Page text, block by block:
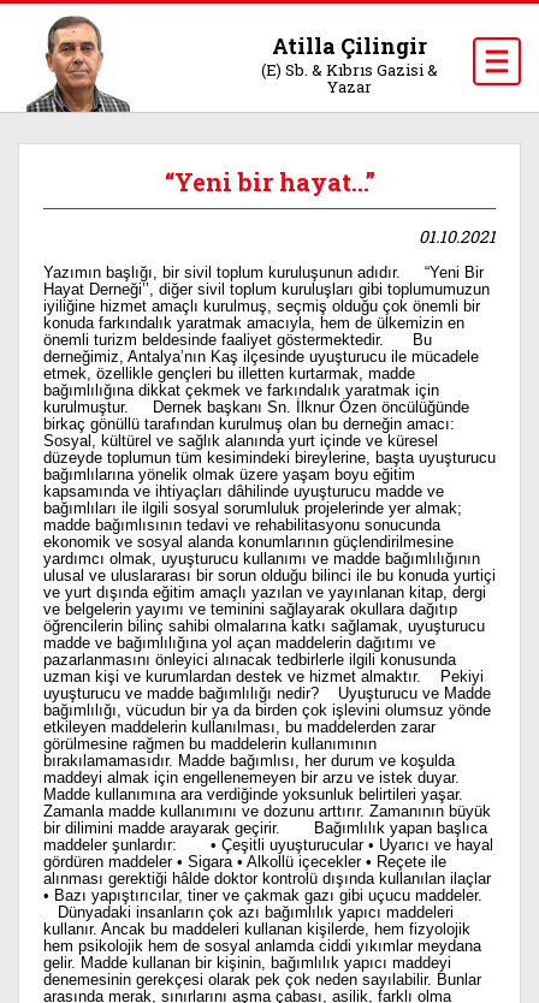
Atilla Çilingir
(E) Sb. & Kıbrıs Gazisi &
Yazar
“Yeni bir hayat...”
01.10.2021
Yazımın başlığı, bir sivil toplum kuruluşunun adıdır. “Yeni Bir
Hayat Derneği’’, diğer sivil toplum kuruluşları gibi toplumumuzun
iyiliğine hizmet amaçlı kurulmuş, seçmiş olduğu çok önemli bir
konuda farkındalık yaratmak amacıyla, hem de ülkemizin en
önemli turizm beldesinde faaliyet göstermektedir. Bu
derneğimiz, Antalya’nın Kaş ilçesinde uyuşturucu ile mücadele
etmek, özellikle gençleri bu illetten kurtarmak, madde
bağımlılığına dikkat çekmek ve farkındalık yaratmak için
kurulmuştur. Dernek başkanı Sn. İlknur Özen öncülüğünde
birkaç gönüllü tarafından kurulmuş olan bu derneğin amacı:
Sosyal, kültürel ve sağlık alanında yurt içinde ve küresel
düzeyde toplumun tüm kesimindeki bireylerine, başta uyuşturucu
bağımlılarına yönelik olmak üzere yaşam boyu eğitim
kapsamında ve ihtiyaçları dâhilinde uyuşturucu madde ve
bağımlıları ile ilgili sosyal sorumluluk projelerinde yer almak;
madde bağımlısının tedavi ve rehabilitasyonu sonucunda
ekonomik ve sosyal alanda konumlarının güçlendirilmesine
yardımcı olmak, uyuşturucu kullanımı ve madde bağımlılığının
ulusal ve uluslararası bir sorun olduğu bilinci ile bu konuda yurtiçi
ve yurt dışında eğitim amaçlı yazılan ve yayınlanan kitap, dergi
ve belgelerin yayımı ve teminini sağlayarak okullara dağıtıp
öğrencilerin bilinç sahibi olmalarına katkı sağlamak, uyuşturucu
madde ve bağımlılığına yol açan maddelerin dağıtımı ve
pazarlanmasını önleyici alınacak tedbirlerle ilgili konusunda
uzman kişi ve kurumlardan destek ve hizmet almaktır. Pekiyi
uyuşturucu ve madde bağımlılığı nedir? Uyuşturucu ve Madde
bağımlılığı, vücudun bir ya da birden çok işlevini olumsuz yönde
etkileyen maddelerin kullanılması, bu maddelerden zarar
görülmesine rağmen bu maddelerin kullanımının
bırakılamamasıdır. Madde bağımlısı, her durum ve koşulda
maddeyi almak için engellenemeyen bir arzu ve istek duyar.
Madde kullanımına ara verdiğinde yoksunluk belirtileri yaşar.
Zamanla madde kullanımını ve dozunu arttırır. Zamanının büyük
bir dilimini madde arayarak geçirir. Bağımlılık yapan başlıca
maddeler şunlardır: • Çeşitli uyuşturucular • Uyarıcı ve hayal
gördüren maddeler • Sigara • Alkollü içecekler • Reçete ile
alınması gerektiği hâlde doktor kontrolü dışında kullanılan ilaçlar
• Bazı yapıştırıcılar, tiner ve çakmak gazı gibi uçucu maddeler.
Dünyadaki insanların çok azı bağımlılık yapıcı maddeleri
kullanır. Ancak bu maddeleri kullanan kişilerde, hem fizyolojik
hem psikolojik hem de sosyal anlamda ciddi yıkımlar meydana
gelir. Madde kullanan bir kişinin, bağımlılık yapıcı maddeyi
denemesinin gerekçesi olarak pek çok neden sayılabilir. Bunlar
arasında merak, sınırlarını aşma çabası, asilik, farklı olma